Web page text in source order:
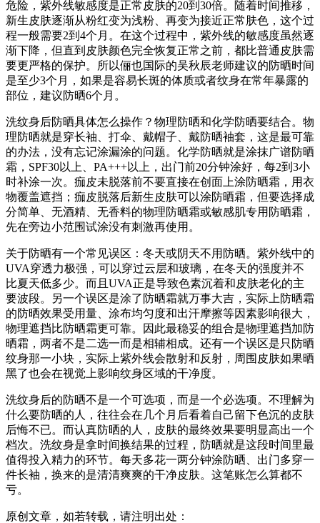
危险，紫外线敏感度是正常皮肤的20到30倍。随着时间推移，
新生皮肤逐渐从粉红变为浅粉、再变为接近正常肤色，这个过
程一般需要2到4个月。在这个过程中，紫外线的敏感度虽然逐
渐下降，但直到皮肤颜色完全恢复正常之前，都比普通皮肤需
要更严格的保护。所以俪也国际的吴秋辰老师建议的防晒时间
是至少3个月，如果是容易长斑的体质或者纹身在常年暴露的
部位，建议防晒6个月。
洗纹身后防晒具体怎么操作？物理防晒和化学防晒要结合。物
理防晒就是穿长袖、打伞、戴帽子、戴防晒袖套，这是最可靠
的办法，没有忘记涂漏涂的问题。化学防晒就是涂抹广谱防晒
霜，SPF30以上、PA+++以上，出门前20分钟涂好，每2到3小
时补涂一次。痂皮未脱落前不要直接在创面上涂防晒霜，用衣
物覆盖遮挡；痂皮脱落后新生皮肤可以涂防晒霜，但要选择成
分简单、无酒精、无香料的物理防晒霜或敏感肌专用防晒霜，
先在旁边小范围试涂没有刺激再使用。
关于防晒有一个常见误区：冬天或阴天不用防晒。紫外线中的
UVA穿透力极强，可以穿过云层和玻璃，在冬天的强度并不
比夏天低多少。而且UVA正是导致色素沉着和皮肤老化的主
要波段。另一个误区是涂了防晒霜就万事大吉，实际上防晒霜
的防晒效果受用量、涂布均匀度和出汗摩擦等因素影响很大，
物理遮挡比防晒霜更可靠。因此最稳妥的组合是物理遮挡加防
晒霜，两者不是二选一而是相辅相成。还有一个误区是只防晒
纹身那一小块，实际上紫外线会散射和反射，周围皮肤如果晒
黑了也会在视觉上影响纹身区域的干净度。
洗纹身后的防晒不是一个可选项，而是一个必选项。不理解为
什么要防晒的人，往往会在几个月后看着自己留下色沉的皮肤
后悔不已。而认真防晒的人，皮肤的最终效果要明显高出一个
档次。洗纹身是拿时间换结果的过程，防晒就是这段时间里最
值得投入精力的环节。每天多花一两分钟涂防晒、出门多穿一
件长袖，换来的是清清爽爽的干净皮肤。这笔账怎么算都不
亏。
原创文章，如若转载，请注明出处：